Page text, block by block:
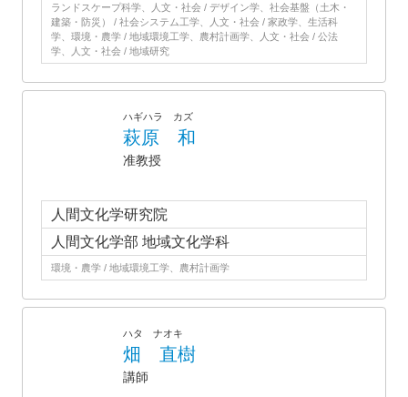
ランドスケープ科学、人文・社会 / デザイン学、社会基盤（土木・
建築・防災） / 社会システム工学、人文・社会 / 家政学、生活科
学、環境・農学 / 地域環境工学、農村計画学、人文・社会 / 公法
学、人文・社会 / 地域研究
ハギハラ カズ
萩原 和
准教授
人間文化学研究院
人間文化学部 地域文化学科
環境・農学 / 地域環境工学、農村計画学
ハタ ナオキ
畑 直樹
講師